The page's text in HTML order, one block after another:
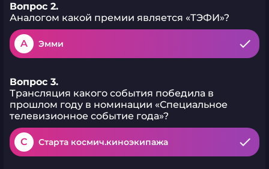
Вопрос 2.
Аналогом какой премии является «ТЭФИ»?
A Эмми
Вопрос 3.
Трансляция какого события победила в
прошлом году в номинации «Специальное
телевизионное событие года»?
C Старта космич.киноэкипажа